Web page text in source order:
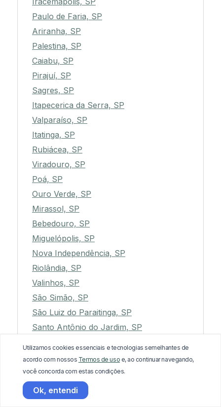
Paulo de Faria, SP
Ariranha, SP
Palestina, SP
Caiabu, SP
Pirajuí, SP
Sagres, SP
Itapecerica da Serra, SP
Valparaíso, SP
Itatinga, SP
Rubiácea, SP
Viradouro, SP
Poá, SP
Ouro Verde, SP
Mirassol, SP
Bebedouro, SP
Miguelópolis, SP
Nova Independência, SP
Riolândia, SP
Valinhos, SP
São Simão, SP
São Luiz do Paraitinga, SP
Santo Antônio do Jardim, SP
Itaoca, SP
Itararé, SP
Guareí, SP
Botucatu, SP
Utilizamos cookies essenciais e tecnologias semelhantes de
acordo com nossos Termos de uso e, ao continuar navegando,
você concorda com estas condições.
Ok, entendi